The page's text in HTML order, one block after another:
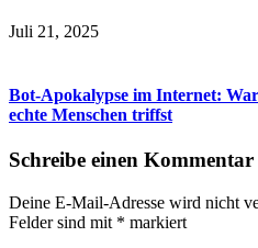
Juli 21, 2025
Bot-Apokalypse im Internet:
echte Menschen triffst
Schreibe einen Kommentar
Deine E-Mail-Adresse wird nicht
Felder sind mit * markiert